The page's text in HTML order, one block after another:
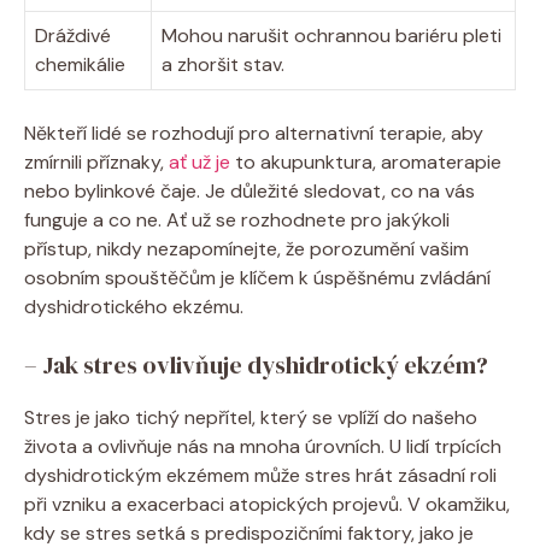
Dráždivé
chemikálie
Mohou narušit ⁣ochrannou bariéru pleti
a zhoršit stav.
Někteří lidé se rozhodují pro‍ alternativní terapie, aby
zmírnili‍ příznaky,ať už je to akupunktura, aromaterapie
nebo⁢ bylinkové čaje. Je⁣ důležité sledovat, co na ⁤vás
funguje a co ne. Ať​ už se rozhodnete pro jakýkoli⁤
přístup, nikdy nezapomínejte, že porozumění​ vašim ​
osobním spouštěčům je klíčem k úspěšnému zvládání ​
dyshidrotického ekzému.
– Jak stres ​ovlivňuje dyshidrotický ekzém?
Stres je ‍jako ⁣tichý ‌nepřítel,‌ který‌ se vplíží do našeho
života a ovlivňuje ⁢nás‍ na mnoha úrovních. ‍U lidí trpících
dyshidrotickým ekzémem ​může stres hrát zásadní roli
při vzniku a exacerbaci atopických projevů. V okamžiku,‍
kdy⁣ se stres setká s predispozičními faktory, jako je